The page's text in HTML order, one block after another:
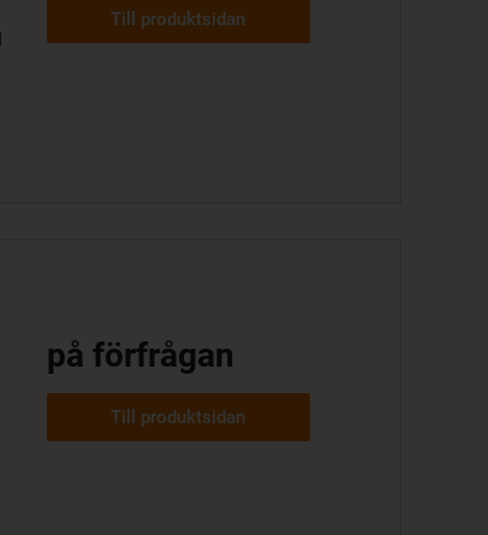
Till produktsidan
på förfrågan
Till produktsidan